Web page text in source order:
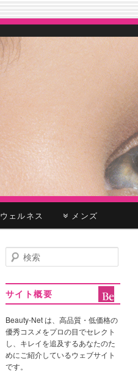
ウェルネス メンズ
検
索
サイト概要
Beauty-Net は、高品質・低価格の
優秀コスメをプロの目でセレクト
し、キレイを追及するあなたのた
めにご紹介しているウェブサイト
です。